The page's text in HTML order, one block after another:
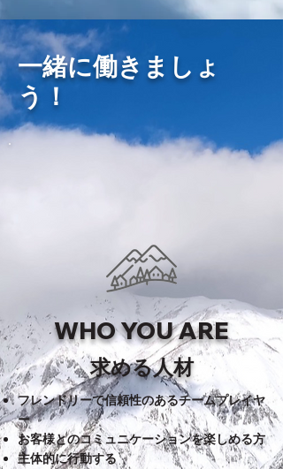
一緒に働きましょ
う！
WHO YOU ARE
求める人材
フレンドリーで信頼性のあるチームプレイヤ
ー
お客様とのコミュニケーションを楽しめる方
主体的に行動する